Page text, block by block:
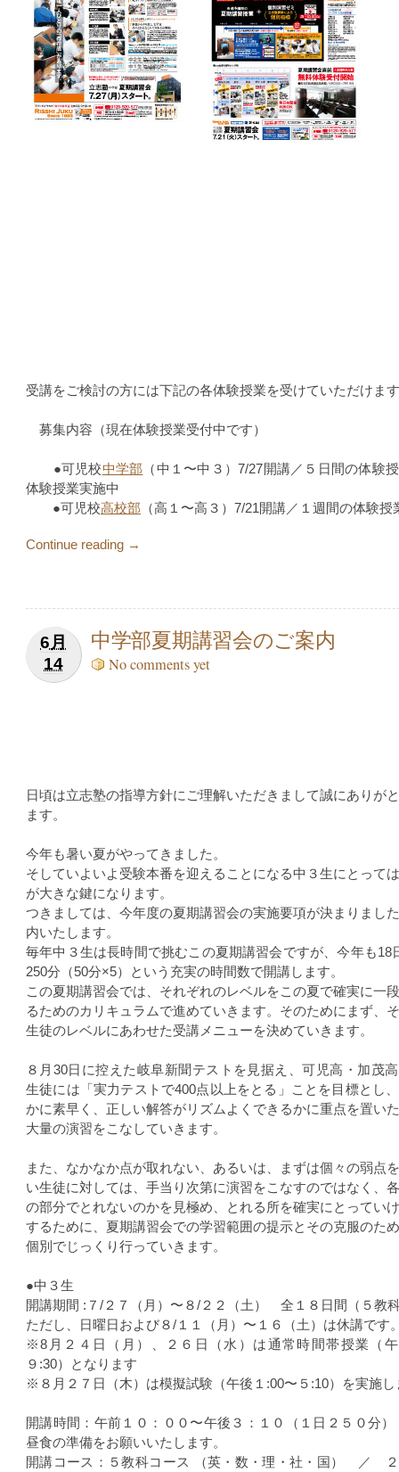
受講をご検討の方には下記の各体験授業を受けていただけま
募集内容（現在体験授業受付中です）
●可児校中学部 （中１〜中３）7/27開講／５日間の体験
体験授業実施中
●可児校高校部 （高１〜高３）7/21開講／１週間の体験授
Continue reading →
6月
14
中学部夏期講習会のご案内
No comments yet
日頃は立志塾の指導方針にご理解いただきまして誠にありが
ます。
今年も暑い夏がやってきました。
そしていよいよ受験本番を迎えることになる中３生にとって
が大きな鍵になります。
つきましては、今年度の夏期講習会の実施要項が決まりまし
内いたします。
毎年中３生は長時間で挑むこの夏期講習会ですが、今年も18
250分（50分×5）という充実の時間数で開講します。
この夏期講習会では、それぞれのレベルをこの夏で確実に一
るためのカリキュラムで進めていきます。そのためにまず、
生徒のレベルにあわせた受講メニューを決めていきます。
８月30日に控えた岐阜新聞テストを見据え、可児高・加茂
生徒には「実力テストで400点以上をとる」ことを目標とし
かに素早く、正しい解答がリズムよくできるかに重点を置い
大量の演習をこなしていきます。
また、なかなか点が取れない、あるいは、まずは個々の弱点
い生徒に対しては、手当り次第に演習をこなすのではなく、
の部分でとれないのかを見極め、とれる所を確実にとってい
するために、夏期講習会での学習範囲の提示とその克服のた
個別でじっくり行っていきます。
●中３生
開講期間 :７/２７（月）〜８/２２（土） 全１８日間（５教
ただし、日曜日および８/１１（月）〜１６（土）は休講です
※8月２４日（月）、２６日（水）は通常時間帯授業（
９:30）となります
※８月２７日（木）は模擬試験（午後１:00〜５:10）を実施し
開講時間：午前１０：００〜午後３：１０（１日２５０
昼食の準備をお願いいたします。
開講コース：５教科コース （英・数・理・社・国） ／